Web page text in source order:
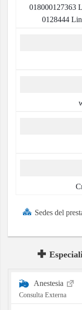
018000127363
0128444
Sedes del
Anestesia
Consulta Externa